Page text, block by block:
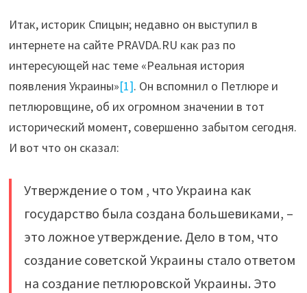
Итак, историк Спицын; недавно он выступил в
интернете на сайте PRAVDA.RU как раз по
интересующей нас теме «Реальная история
появления Украины»[1]. Он вспомнил о Петлюре и
петлюровщине, об их огромном значении в тот
исторический момент, совершенно забытом сегодня.
И вот что он сказал:
Утверждение о том , что Украина как
государство была создана большевиками, –
это ложное утверждение. Дело в том, что
создание советской Украины стало ответом
на создание петлюровской Украины. Это